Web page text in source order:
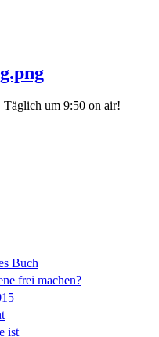
Buch
frei machen?
ist